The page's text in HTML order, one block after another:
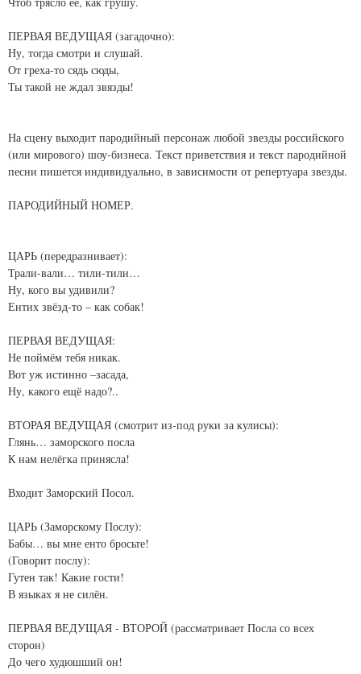
ПЕРВАЯ ВЕДУЩАЯ (загадочно):
Ну, тогда смотри и слушай.
От греха-то сядь сюды,
Ты такой не ждал звязды!
На сцену выходит пародийный персонаж любой звезды российского
(или мирового) шоу-бизнеса. Текст приветствия и текст пародийной
песни пишется индивидуально, в зависимости от репертуара звезды.
ПАРОДИЙНЫЙ НОМЕР.
ЦАРЬ (передразнивает):
Трали-вали… тили-тили…
Ну, кого вы удивили?
Ентих звёзд-то – как собак!
ПЕРВАЯ ВЕДУЩАЯ:
Не поймём тебя никак.
Вот уж истинно –засада,
Ну, какого ещё надо?..
ВТОРАЯ ВЕДУЩАЯ (смотрит из-под руки за кулисы):
Глянь… заморского посла
К нам нелёгка принясла!
Входит Заморский Посол.
ЦАРЬ (Заморскому Послу):
Бабы… вы мне енто бросьте!
(Говорит послу):
Гутен так! Какие гости!
В языках я не силён.
ПЕРВАЯ ВЕДУЩАЯ - ВТОРОЙ (рассматривает Посла со всех
сторон)
До чего худюшший он!